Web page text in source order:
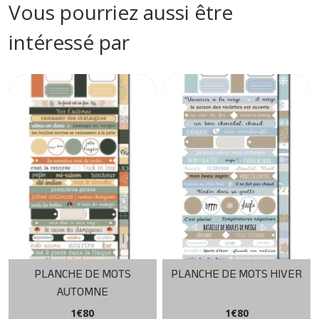
Vous pourriez aussi être
intéressé par
PLANCHE DE MOTS
AUTOMNE
1€80
PLANCHE DE MOTS HIVER
1€80